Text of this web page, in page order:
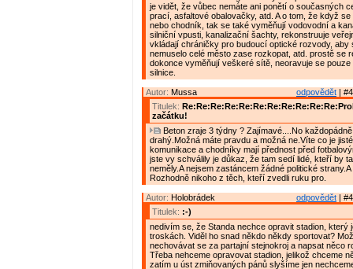
je vidět, že vůbec nemáte ani ponětí o současných
prací, asfaltové obalovačky, atd. A o tom, že když se
nebo chodník, tak se také vyměňují vodovodní a
silniční vpusti, kanalizační šachty, rekonstruuje
vkládají chráničky pro budoucí optické rozvody, aby
nemuselo celé město zase rozkopat, atd. prostě se
dokonce vyměňují veškeré sítě, neoravuje se pouze
silnice.
odpovědět |
Autor: Mussa
Titulek:
začátku!
Beton zraje 3 týdny ? Zajímavé....No
drahý.Možná máte pravdu a možná ne.Víte co je
komunikace a chodníky mají přednost před
jste vy schválily je důkaz, že tam sedí lidé, kteří by
neměly.A nejsem zastáncem žádné politické
Rozhodně nikoho z těch, kteří zvedli ruku pro.
odpovědět |
Autor: Holobrádek
Titulek: :-)
nedivím se, že Standa nechce opravit stadion, který
troskách. Viděl ho snad někdo někdy sportovat?
nechovávat se za partajní stejnokroj a napsat něco
Třeba nehceme opravovat stadion, jelikož chceme
zatím u úst zmiňovaných pánů slyšíme jen